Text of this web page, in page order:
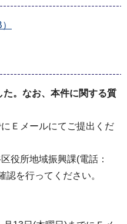
。なお、本件に関する質
Ｅメールにてご提出くだ
役所地域振興課(電話：
を行ってください。